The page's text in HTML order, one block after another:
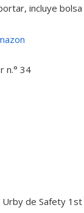
incluye bolsa
n.° 34
de Safety 1st